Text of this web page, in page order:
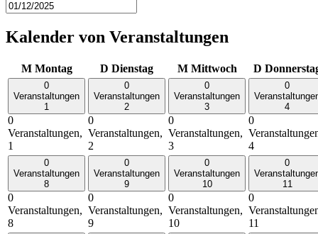
Kalender von Veranstaltungen
M Montag D Dienstag M Mittwoch D
0
Veranstaltungen
1
0
Veranstaltungen,
1
0
Veranstaltungen
2
0
Veranstaltungen,
2
0
Veranstaltungen
3
0
Veranstaltungen,
3
0
4
0
4
0
Veranstaltungen
8
0
Veranstaltungen,
8
0
Veranstaltungen
9
0
Veranstaltungen,
9
0
Veranstaltungen
10
0
Veranstaltungen,
10
0
11
0
11